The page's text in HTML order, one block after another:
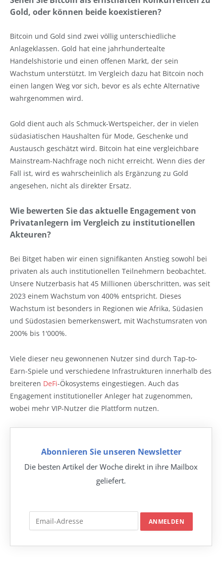
Gold, oder können beide koexistieren?
Bitcoin und Gold sind zwei völlig unterschiedliche
Anlageklassen. Gold hat eine jahrhundertealte
Handelshistorie und einen offenen Markt, der sein
Wachstum unterstützt. Im Vergleich dazu hat Bitcoin noch
einen langen Weg vor sich, bevor es als echte Alternative
wahrgenommen wird.
Gold dient auch als Schmuck-Wertspeicher, der in vielen
südasiatischen Haushalten für Mode, Geschenke und
Austausch geschätzt wird. Bitcoin hat eine vergleichbare
Mainstream-Nachfrage noch nicht erreicht. Wenn dies der
Fall ist, wird es wahrscheinlich als Ergänzung zu Gold
angesehen, nicht als direkter Ersatz.
Wie bewerten Sie das aktuelle Engagement von
Privatanlegern im Vergleich zu institutionellen
Akteuren?
Bei Bitget haben wir einen signifikanten Anstieg sowohl bei
privaten als auch institutionellen Teilnehmern beobachtet.
Unsere Nutzerbasis hat 45 Millionen überschritten, was seit
2023 einem Wachstum von 400% entspricht. Dieses
Wachstum ist besonders in Regionen wie Afrika, Südasien
und Südostasien bemerkenswert, mit Wachstumsraten von
200% bis 1'000%.
Viele dieser neu gewonnenen Nutzer sind durch Tap-to-
Earn-Spiele und verschiedene Infrastrukturen innerhalb des
breiteren DeFi-Ökosystems eingestiegen. Auch das
Engagement institutioneller Anleger hat zugenommen,
wobei mehr VIP-Nutzer die Plattform nutzen.
Abonnieren Sie unseren Newsletter
Die besten Artikel der Woche direkt in ihre Mailbox
geliefert.